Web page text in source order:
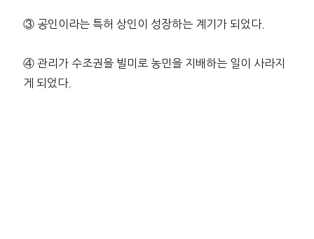
③ 공인이라는 특허 상인이 성장하는 계기가 되었다.
④ 관리가 수조권을 빌미로 농민을 지배하는 일이 사라지
게 되었다.